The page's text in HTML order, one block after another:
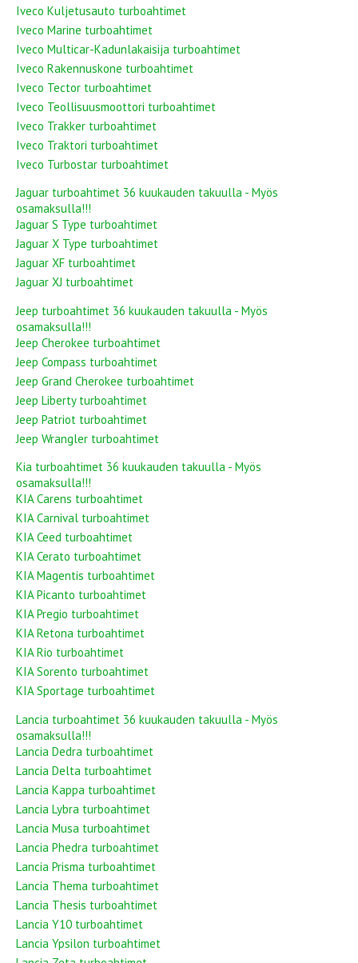
Iveco Kuljetusauto turboahtimet
Iveco Marine turboahtimet
Iveco Multicar-Kadunlakaisija turboahtimet
Iveco Rakennuskone turboahtimet
Iveco Tector turboahtimet
Iveco Teollisuusmoottori turboahtimet
Iveco Trakker turboahtimet
Iveco Traktori turboahtimet
Iveco Turbostar turboahtimet
Jaguar turboahtimet 36 kuukauden takuulla - Myös
osamaksulla!!!
Jaguar S Type turboahtimet
Jaguar X Type turboahtimet
Jaguar XF turboahtimet
Jaguar XJ turboahtimet
Jeep turboahtimet 36 kuukauden takuulla - Myös
osamaksulla!!!
Jeep Cherokee turboahtimet
Jeep Compass turboahtimet
Jeep Grand Cherokee turboahtimet
Jeep Liberty turboahtimet
Jeep Patriot turboahtimet
Jeep Wrangler turboahtimet
Kia turboahtimet 36 kuukauden takuulla - Myös
osamaksulla!!!
KIA Carens turboahtimet
KIA Carnival turboahtimet
KIA Ceed turboahtimet
KIA Cerato turboahtimet
KIA Magentis turboahtimet
KIA Picanto turboahtimet
KIA Pregio turboahtimet
KIA Retona turboahtimet
KIA Rio turboahtimet
KIA Sorento turboahtimet
KIA Sportage turboahtimet
Lancia turboahtimet 36 kuukauden takuulla - Myös
osamaksulla!!!
Lancia Dedra turboahtimet
Lancia Delta turboahtimet
Lancia Kappa turboahtimet
Lancia Lybra turboahtimet
Lancia Musa turboahtimet
Lancia Phedra turboahtimet
Lancia Prisma turboahtimet
Lancia Thema turboahtimet
Lancia Thesis turboahtimet
Lancia Y10 turboahtimet
Lancia Ypsilon turboahtimet